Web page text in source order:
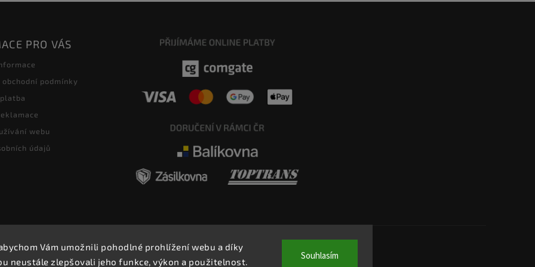
Vám umožnili pohodlné prohlížení webu a díky
neustále zlepšovali jeho funkce, výkon a použitelnost.
Souhlasím
PRO VÁS
obchodní podmínky
webu
údajů
Copyright 2026E-SHOP MILATA. Všechna práva vyhrazena.
Upravit nastavení cookies